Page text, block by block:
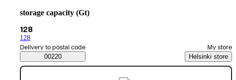
storage capacity (Gt)
Current selection 128
128
128
Saatavuustiedot
Select order method
Delivery to postal code
00220
My store
Helsinki store